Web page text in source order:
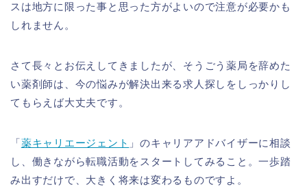
スは地方に限った事と思った方がよいので注意が必要かも
しれません。
さて長々とお伝えしてきましたが、そうごう薬局を辞めた
い薬剤師は、今の悩みが解決出来る求人探しをしっかりし
てもらえば大丈夫です。
「薬キャリエージェント 」のキャリアアドバイザーに相談
し、働きながら転職活動をスタートしてみること。一歩踏
み出すだけで、大きく将来は変わるものですよ。